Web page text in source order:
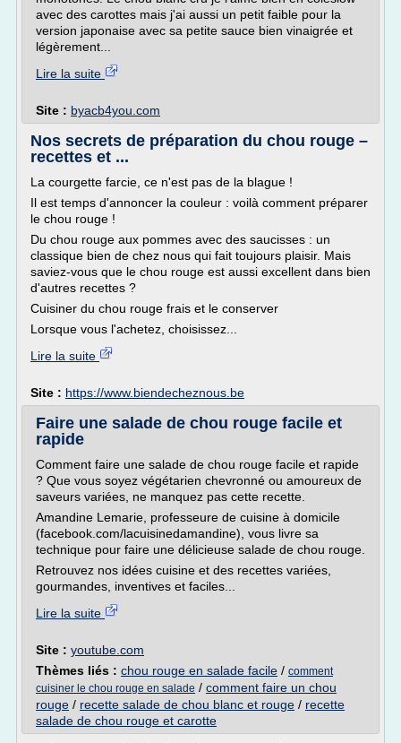
avec des carottes mais j'ai aussi un petit faible pour la
version japonaise avec sa petite sauce bien vinaigrée et
légèrement...
Lire la suite
Site : byacb4you.com
Nos secrets de préparation du chou rouge –
recettes et ...
La courgette farcie, ce n'est pas de la blague !
Il est temps d'annoncer la couleur : voilà comment préparer
le chou rouge !
Du chou rouge aux pommes avec des saucisses : un
classique bien de chez nous qui fait toujours plaisir. Mais
saviez-vous que le chou rouge est aussi excellent dans bien
d'autres recettes ?
Cuisiner du chou rouge frais et le conserver
Lorsque vous l'achetez, choisissez...
Lire la suite
Site : https://www.biendecheznous.be
Faire une salade de chou rouge facile et
rapide
Comment faire une salade de chou rouge facile et rapide
? Que vous soyez végétarien chevronné ou amoureux de
saveurs variées, ne manquez pas cette recette.
Amandine Lemarie, professeure de cuisine à domicile
(facebook.com/lacuisinedamandine), vous livre sa
technique pour faire une délicieuse salade de chou rouge.
Retrouvez nos idées cuisine et des recettes variées,
gourmandes, inventives et faciles...
Lire la suite
Site : youtube.com
Thèmes liés : chou rouge en salade facile / comment
cuisiner le chou rouge en salade / comment faire un chou
rouge / recette salade de chou blanc et rouge / recette
salade de chou rouge et carotte